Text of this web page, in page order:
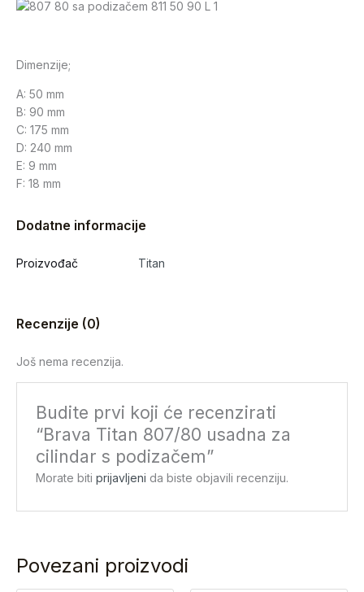
Dimenzije;
A: 50 mm
B: 90 mm
C: 175 mm
D: 240 mm
E: 9 mm
F: 18 mm
Dodatne informacije
Proizvođač Titan
Recenzije (0)
Još nema recenzija.
Budite prvi koji će recenzirati
“Brava Titan 807/80 usadna za
cilindar s podizačem”
Morate bitiprijavljeni da biste objavili recenziju.
Povezani proizvodi